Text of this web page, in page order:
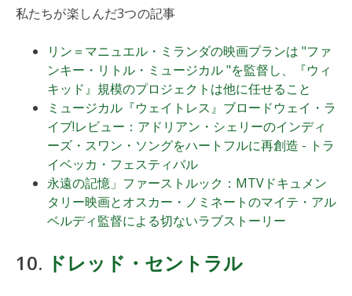
私たちが楽しんだ3つの記事
リン＝マニュエル・ミランダの映画プランは "ファ
ンキー・リトル・ミュージカル "を監督し、『ウィ
キッド』規模のプロジェクトは他に任せること
ミュージカル『ウェイトレス』ブロードウェイ・ラ
イブ!レビュー：アドリアン・シェリーのインディ
ーズ・スワン・ソングをハートフルに再創造 - トラ
イベッカ・フェスティバル
永遠の記憶」ファーストルック：MTVドキュメン
タリー映画とオスカー・ノミネートのマイテ・アル
ベルディ監督による切ないラブストーリー
10. ドレッド・セントラル